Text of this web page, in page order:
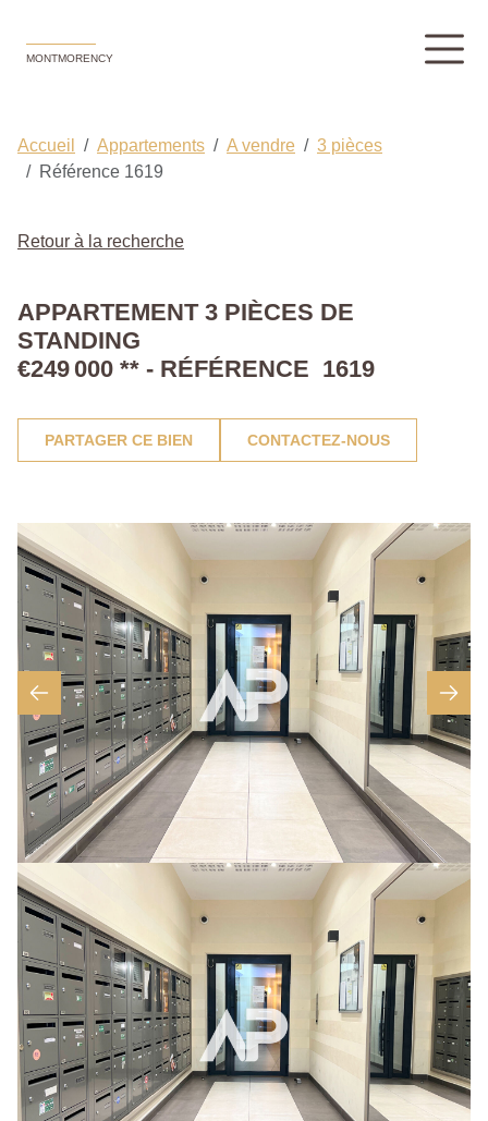
MONTMORENCY
Accueil Appartements A vendre
3 pièces
Référence 1619
Retour à la recherche
APPARTEMENT 3 PIÈCES DE
STANDING
€249 000 ** - RÉFÉRENCE 1619
PARTAGER CE BIEN CONTACTEZ-NOUS